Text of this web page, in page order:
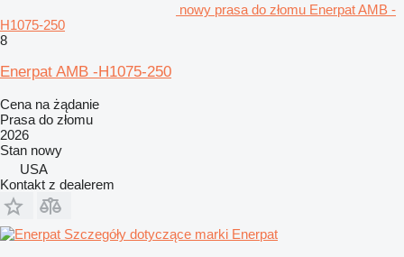
nowy prasa do złomu Enerpat AMB -
H1075-250
8
Enerpat AMB -H1075-250
Cena na żądanie
Prasa do złomu
2026
Stan nowy
USA
Kontakt z dealerem
Szczegóły dotyczące marki Enerpat